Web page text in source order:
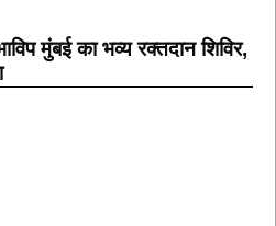
मुंबई का भव्य रक्तदान शिविर,